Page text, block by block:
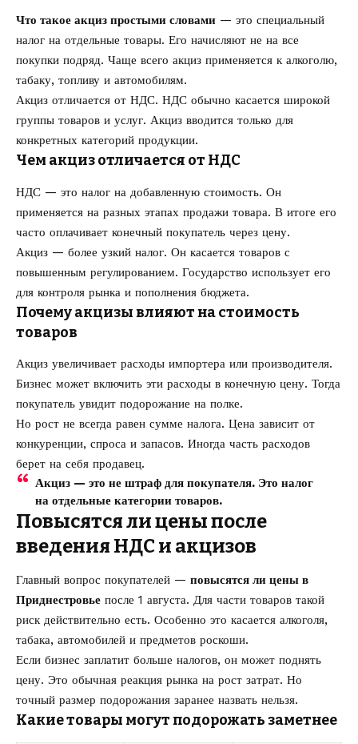
Что такое акциз простыми словами — это специальный
налог на отдельные товары. Его начисляют не на все
покупки подряд. Чаще всего акциз применяется к алкоголю,
табаку, топливу и автомобилям.
Акциз отличается от НДС. НДС обычно касается широкой
группы товаров и услуг. Акциз вводится только для
конкретных категорий продукции.
Чем акциз отличается от НДС
НДС — это налог на добавленную стоимость. Он
применяется на разных этапах продажи товара. В итоге его
часто оплачивает конечный покупатель через цену.
Акциз — более узкий налог. Он касается товаров с
повышенным регулированием. Государство использует его
для контроля рынка и пополнения бюджета.
Почему акцизы влияют на стоимость
товаров
Акциз увеличивает расходы импортера или производителя.
Бизнес может включить эти расходы в конечную цену. Тогда
покупатель увидит подорожание на полке.
Но рост не всегда равен сумме налога. Цена зависит от
конкуренции, спроса и запасов. Иногда часть расходов
берет на себя продавец.
Акциз — это не штраф для покупателя. Это налог
на отдельные категории товаров.
Повысятся ли цены после
введения НДС и акцизов
Главный вопрос покупателей — повысятся ли цены в
Приднестровье после 1 августа. Для части товаров такой
риск действительно есть. Особенно это касается алкоголя,
табака, автомобилей и предметов роскоши.
Если бизнес заплатит больше налогов, он может поднять
цену. Это обычная реакция рынка на рост затрат. Но
точный размер подорожания заранее назвать нельзя.
Какие товары могут подорожать заметнее